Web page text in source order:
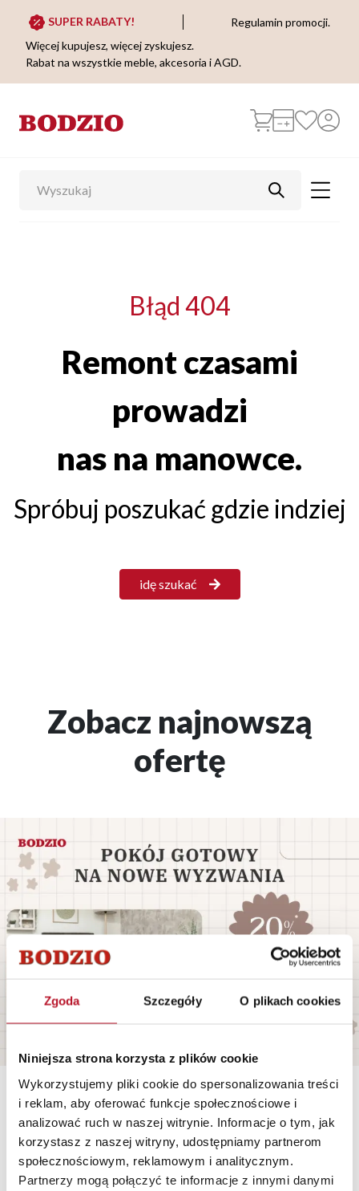
Zgoda Szczegóły O plikach cookies
Niniejsza strona korzysta z plików cookie
Wykorzystujemy pliki cookie do spersonalizowania treści
i reklam, aby oferować funkcje społecznościowe i
analizować ruch w naszej witrynie. Informacje o tym, jak
korzystasz z naszej witryny, udostępniamy partnerom
społecznościowym, reklamowym i analitycznym.
Partnerzy mogą połączyć te informacje z innymi danymi
SUPER RABATY!
Regulamin promocji.
Więcej kupujesz, więcej zyskujesz.
Rabat na wszystkie meble, akcesoria i AGD.
Błąd 404
Remont czasami
prowadzi
nas na manowce.
Spróbuj poszukać gdzie indziej
idę szukać
Zobacz najnowszą
ofertę
Polecane Nowości Promocje